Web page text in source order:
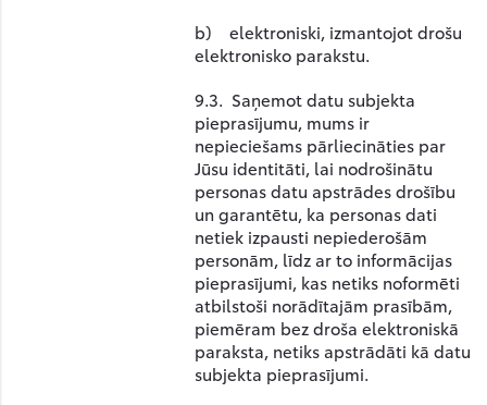
b) elektroniski, izmantojot drošu
elektronisko parakstu.
9.3. Saņemot datu subjekta
pieprasījumu, mums ir
nepieciešams pārliecināties par
Jūsu identitāti, lai nodrošinātu
personas datu apstrādes drošību
un garantētu, ka personas dati
netiek izpausti nepiederošām
personām, līdz ar to informācijas
pieprasījumi, kas netiks noformēti
atbilstoši norādītajām prasībām,
piemēram bez droša elektroniskā
paraksta, netiks apstrādāti kā datu
subjekta pieprasījumi.